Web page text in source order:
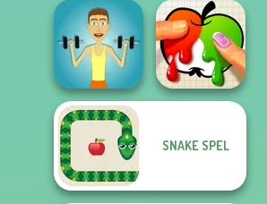
Alphabet Lore
Maze
Funny Blade &
Magic
Muscle Clicker
SNAKE SPEL